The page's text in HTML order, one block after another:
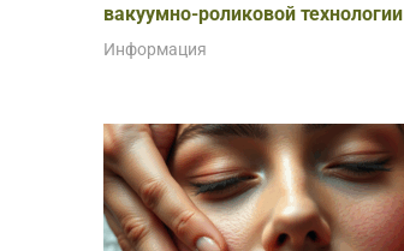
вакуумно-роликовой технологии
Информация